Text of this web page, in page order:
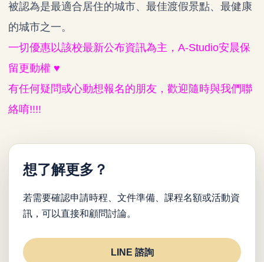
被認為是最適合居住的城市、最佳渡假景點、最健康
的城市之一。
一切優惠以該校最新公布資訊為主，A-Studio安晨保
留更動權 ♥
有任何疑問或心動想報名的朋友，歡迎隨時與我們聯
絡唷!!!!
想了解更多？
若需要確認申請時程、文件準備、課程名額或活動資
訊，可以直接和顧問討論。
LINE 諮詢